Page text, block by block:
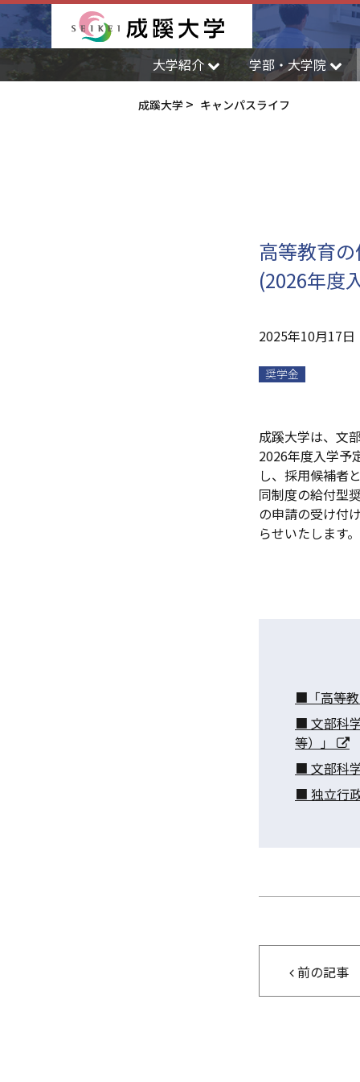
成蹊大学
大学紹介 学部・大学院
成蹊大学 キャンパスライフ
高等教育
(2026年度
2025年10月17日
奨学金
成蹊大学は、文
2026年度入学予
し、採用候補者
同制度の給付型
の申請の受け付
らせいたします。
■「高等
■ 文部科
等）」
■ 文部科
■ 独立行
前の記事